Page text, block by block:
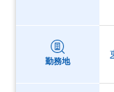
勤務地